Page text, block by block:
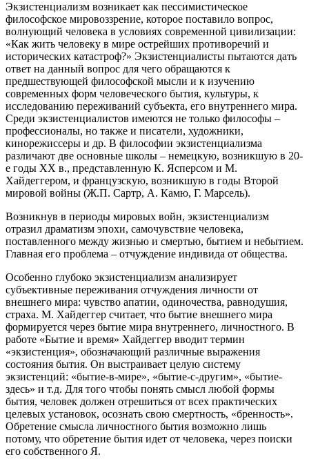
Экзистенциализм возникает как пессимистическое
философское мировоззрение, которое поставило вопрос,
волнующий человека в условиях современной цивилизации:
«Как жить человеку в мире острейших противоречий и
исторических катастроф?» Экзистенциалисты пытаются дать
ответ на данный вопрос для чего обращаются к
предшествующей философской мысли и к изучению
современных форм человеческого бытия, культуры, к
исследованию переживаний субъекта, его внутреннего мира.
Среди экзистенциалистов имеются не только философы –
профессионалы, но также и писатели, художники,
кинорежиссеры и др. В философии экзистенциализма
различают две основные школы – немецкую, возникшую в 20-
е годы ХХ в., представленную К. Ясперсом и М.
Хайдеггером, и французскую, возникшую в годы Второй
мировой войны (Ж.П. Сартр, А. Камю, Г. Марсель).
Возникнув в периоды мировых войн, экзистенциализм
отразил драматизм эпохи, самочувствие человека,
поставленного между жизнью и смертью, бытием и небытием.
Главная его проблема – отчуждение индивида от общества.
Особенно глубоко экзистенциализм анализирует
субъективные переживания отчуждения личности от
внешнего мира: чувство апатии, одиночества, равнодушия,
страха. М. Хайдеггер считает, что бытие внешнего мира
формируется через бытие мира внутреннего, личностного. В
работе «Бытие и время» Хайдеггер вводит термин
«экзистенция», обозначающий различные выражения
состояния бытия. Он выстраивает целую систему
экзистенций: «бытие-в-мире», «бытие-с-другим», «бытие-
здесь» и т.д. Для того чтобы понять смысл любой формы
бытия, человек должен отрешиться от всех практических
целевых установок, осознать свою смертность, «бренность».
Обретение смысла личностного бытия возможно лишь
потому, что обретение бытия идет от человека, через поиски
его собственного Я.